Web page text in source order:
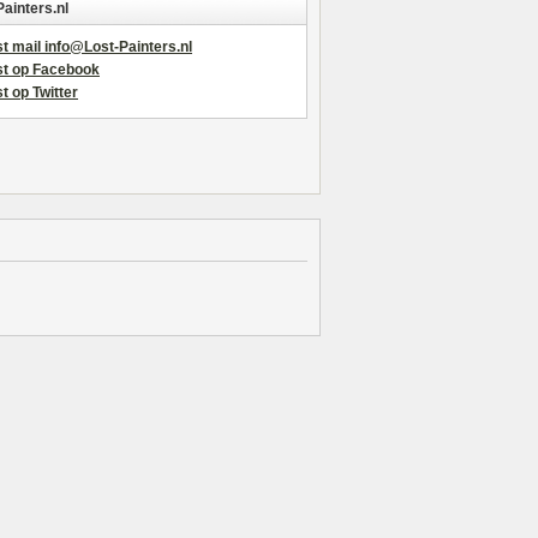
mail info@Lost-Painters.nl
op Facebook
op Twitter